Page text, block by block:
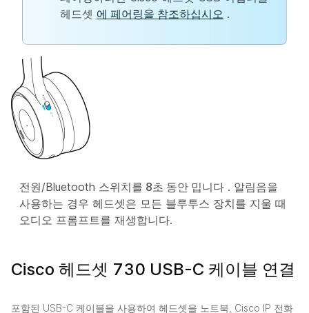
헤드셋 에 페어링을 참조하십시오 .
전원/Bluetooth 스위치를 8초 동안 밉니다 . 알림음을
사용하는 경우 헤드셋은 모든 블루투스 장치를 지울 때
오디오 프롬프트를 재생합니다.
Cisco 헤드셋 730 USB-C 케이블 연결
포함된 USB-C 케이블을 사용하여 헤드셋을 노트북, Cisco IP 전화